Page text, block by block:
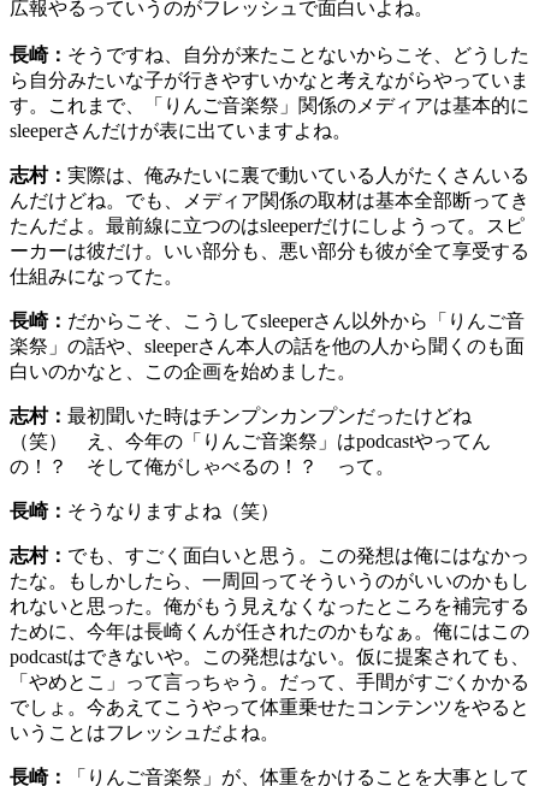
広報やるっていうのがフレッシュで面白いよね。
長崎： そうですね、自分が来たことないからこそ、どうした
ら自分みたいな子が行きやすいかなと考えながらやっていま
す。これまで、「りんご音楽祭」関係のメディアは基本的に
sleeperさんだけが表に出ていますよね。
志村： 実際は、俺みたいに裏で動いている人がたくさんいる
んだけどね。でも、メディア関係の取材は基本全部断ってき
たんだよ。最前線に立つのはsleeperだけにしようって。スピ
ーカーは彼だけ。いい部分も、悪い部分も彼が全て享受する
仕組みになってた。
長崎： だからこそ、こうしてsleeperさん以外から「りんご音
楽祭」の話や、sleeperさん本人の話を他の人から聞くのも面
白いのかなと、この企画を始めました。
志村： 最初聞いた時はチンプンカンプンだったけどね
（笑） え、今年の「りんご音楽祭」はpodcastやってん
の！？ そして俺がしゃべるの！？ って。
長崎： そうなりますよね（笑）
志村： でも、すごく面白いと思う。この発想は俺にはなかっ
たな。もしかしたら、一周回ってそういうのがいいのかもし
れないと思った。俺がもう見えなくなったところを補完する
ために、今年は長崎くんが任されたのかもなぁ。俺にはこの
podcastはできないや。この発想はない。仮に提案されても、
「やめとこ」って言っちゃう。だって、手間がすごくかかる
でしょ。今あえてこうやって体重乗せたコンテンツをやると
いうことはフレッシュだよね。
長崎：
「りんご音楽祭」が、体重をかけることを大事として